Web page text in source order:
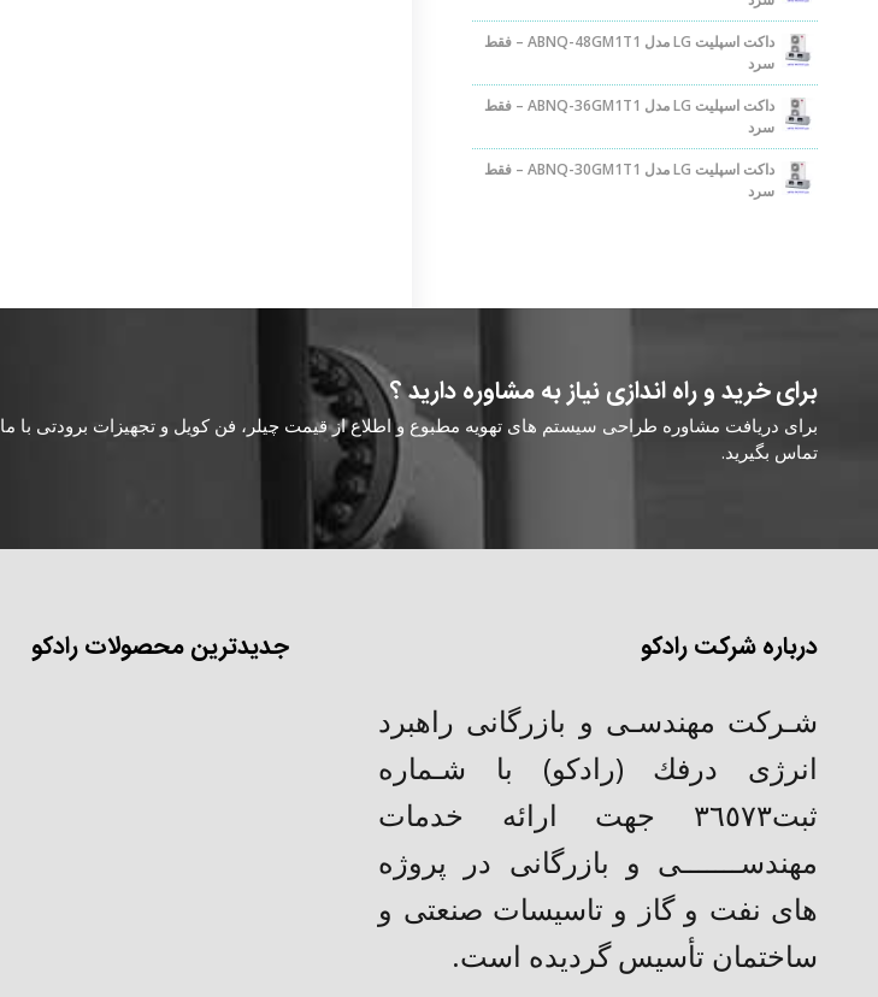
داکت اسپلیت LG مدل ABNQ-48GM1T1 – فقط
سرد
داکت اسپلیت LG مدل ABNQ-36GM1T1 – فقط
سرد
داکت اسپلیت LG مدل ABNQ-30GM1T1 – فقط
سرد
برای خرید و راه اندازی نیاز به مشاوره دارید ؟
برای دریافت مشاوره طراحی سیستم های تهویه مطبوع و اطلاع از قیمت چیلر، فن کویل و تجهیزات برودتی با ما
تماس بگیرید.
درباره شرکت رادکو
شـركت مهندسـی و بازرگانی راهبرد
انرژی درفك (رادکو) با شـماره
ثبت٣٦٥٧٣ جهت ارائه خدمات
مهندســـــــی و بازرگانی در پروژه
های نفت و گاز و تاسیسات صنعتی و
ساختمان تأسیس گردیده است.
جدیدترین محصولات رادکو